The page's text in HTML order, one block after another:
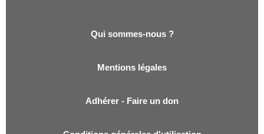
Qui sommes-nous ?
Mentions légales
Adhérer - Faire un don